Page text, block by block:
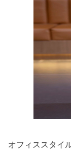
オフィススタイ